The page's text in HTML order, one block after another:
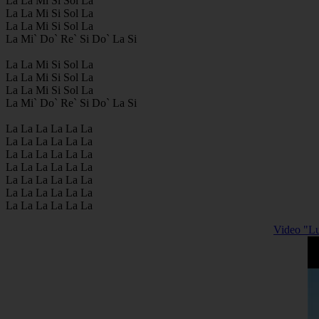
La La Mi Si Sol La
La La Mi Si Sol La
La Mi` Do` Re` Si Do` La Si
La La Mi Si Sol La
La La Mi Si Sol La
La La Mi Si Sol La
La Mi` Do` Re` Si Do` La Si
La La La La La La
La La La La La La
La La La La La La
La La La La La La
La La La La La La
La La La La La La
La La La La La La
Video